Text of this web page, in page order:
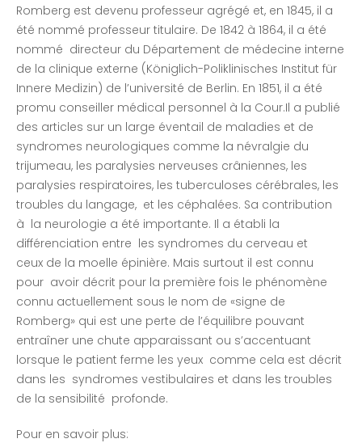
Romberg est devenu professeur agrégé et, en 1845, il a
été nommé professeur titulaire. De 1842 à 1864, il a été
nommé directeur du Département de médecine interne
de la clinique externe (Königlich-Poliklinisches Institut für
Innere Medizin) de l’université de Berlin. En 1851, il a été
promu conseiller médical personnel à la Cour.Il a publié
des articles sur un large éventail de maladies et de
syndromes neurologiques comme la névralgie du
trijumeau, les paralysies nerveuses crâniennes, les
paralysies respiratoires, les tuberculoses cérébrales, les
troubles du langage, et les céphalées. Sa contribution
à la neurologie a été importante. Il a établi la
différenciation entre les syndromes du cerveau et
ceux de la moelle épinière. Mais surtout il est connu
pour avoir décrit pour la première fois le phénomène
connu actuellement sous le nom de «signe de
Romberg» qui est une perte de l’équilibre pouvant
entraîner une chute apparaissant ou s’accentuant
lorsque le patient ferme les yeux comme cela est décrit
dans les syndromes vestibulaires et dans les troubles
de la sensibilité profonde.
Pour en savoir plus: